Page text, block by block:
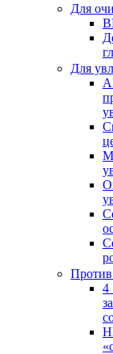
Для
Для
Против
4